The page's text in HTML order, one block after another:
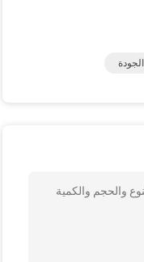
والحجم والكمية